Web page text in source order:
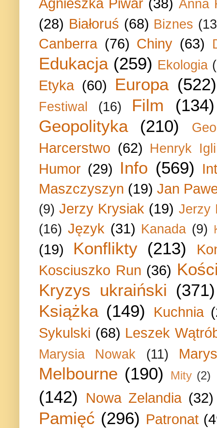
Anna
(28) Białoruś (68) Biznes
Canberra (76) Chiny (63)
Edukacja (259) Ekologia
Etyka (60) Europa (522)
Festiwal (16) Film
(134)
Geopolityka
(210)
Harcerstwo (62) Henryk
Humor (29) Info (569)
Maszczyszyn (19) Jan
(9) Jerzy Krysiak (19) Jerzy
(16) Język (31) Kanada (9)
(19) Konflikty (213)
Kosciuszko Run (36)
Kryzys ukraiński (371)
Książka (149) Kuchnia
Sykulski (68) Leszek
Marysia Nowak (11)
Melbourne (190) Mity (2)
(142) Nowa Zelandia (32)
Pamięć (296) Patronat